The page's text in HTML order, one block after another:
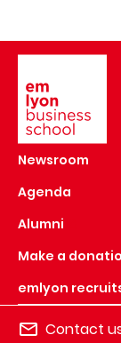
Newsroom
Agenda
Alumni
Make a
emlyon
Contact